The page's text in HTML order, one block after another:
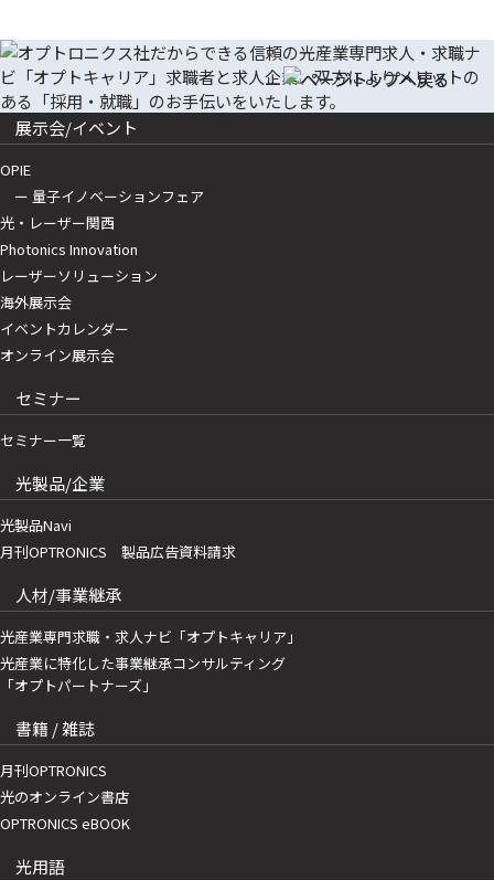
展示会/イベント
OPIE
ー 量子イノベーションフェア
光・レーザー関西
Photonics Innovation
レーザーソリューション
海外展示会
イベントカレンダー
オンライン展示会
セミナー
セミナー一覧
光製品/企業
光製品Navi
月刊OPTRONICS 製品広告資料請求
人材/事業継承
光産業専門求職・求人ナビ「オプトキャリア」
光産業に特化した事業継承コンサルティング
「オプトパートナーズ」
書籍 / 雑誌
月刊OPTRONICS
光のオンライン書店
OPTRONICS eBOOK
光用語